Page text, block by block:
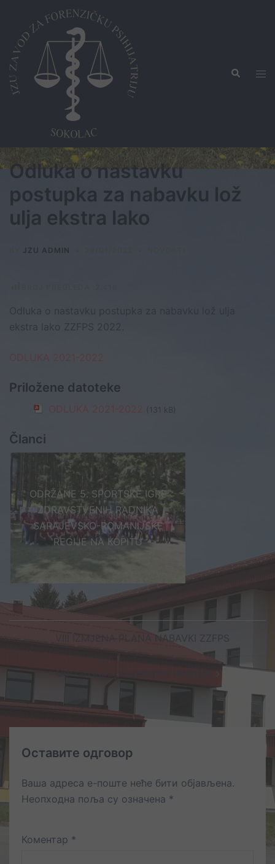
content
Search
Odluka o nastavku
postupka za nabavku lož
ulja ekstra lako
JZU ADMIN
Odluka o nastavku postupka za nabavku lož ulja
ekstra lako ZZFPS 2022.
ODLUKA 2021-2022
Priložene datoteke
ODLUKA 2021-2022 (131 kB)
Članci
ODRŽANE 5. SPORTSKE IGRE
ZDRAVSTVENIH RADNIKA
SARAJEVSKO-ROMANIJSKE
REGIJE NA KOPITU
navigationVIII IZMJENA PLANA NABAVKI ZZFPS
Održan kurs okupacione terapije!
Оставите одговор
Ваша адреса е-поште неће бити објављена.
Неопходна поља су означена *
Коментар *